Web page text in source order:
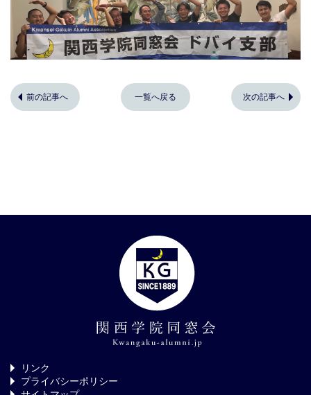
前の記事へ 一覧へ戻る 次の記事へ
リンク
プライバシーポリシー